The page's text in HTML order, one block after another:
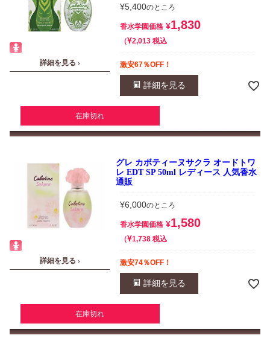
詳細を見る ›
¥5,400のところ
香水学園価格 ¥1,830
¥2,013 税込
激安67％OFF！
詳細を見る
在庫切れ
詳細を見る ›
グレ カボティーヌサクラ オードトワ
レ EDT SP 50ml レディース 人気香水
通販
¥6,000のところ
香水学園価格 ¥1,580
¥1,738 税込
激安74％OFF！
詳細を見る
在庫切れ